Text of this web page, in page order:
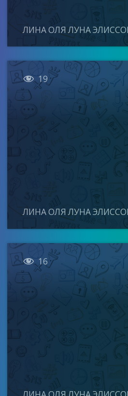
ЛИНА ОЛЯ ЛУНА
 19
ЛИНА ОЛЯ ЛУНА
 16